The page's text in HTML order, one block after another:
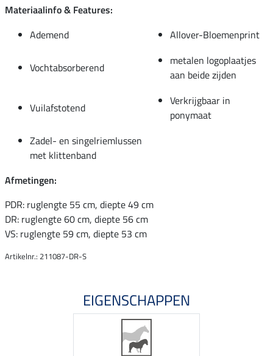
Materiaalinfo & Features:
Ademend
Allover-Bloemenprint
Vochtabsorberend
metalen logoplaatjes
aan beide zijden
Vuilafstotend
Verkrijgbaar in
ponymaat
Zadel- en singelriemlussen
met klittenband
Afmetingen:
PDR: ruglengte 55 cm, diepte 49 cm
DR: ruglengte 60 cm, diepte 56 cm
VS: ruglengte 59 cm, diepte 53 cm
Artikelnr.: 211087-DR-S
EIGENSCHAPPEN